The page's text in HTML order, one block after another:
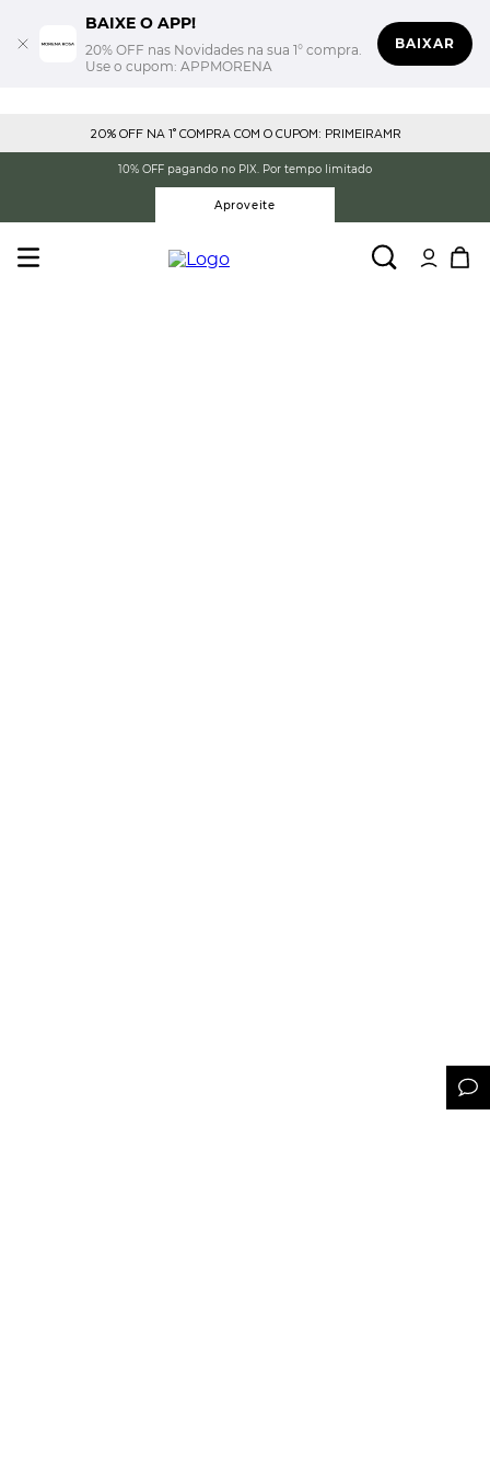
BAIXE O APP!
20% OFF nas Novidades na sua 1° compra.
Use o cupom: APPMORENA
BAIXAR
20% OFF NA 1° COMPRA COM O CUPOM: PRIMEIRAMR
10% OFF pagando no PIX. Por tempo limitado
Aproveite